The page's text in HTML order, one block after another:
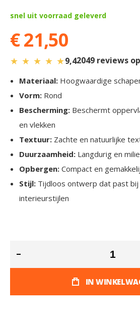
snel uit voorraad geleverd
€ 21,50
★ ★ ★ ★ ★9,42049 reviews
Materiaal: Hoogwaardige
Vorm: Rond
Bescherming: Beschermt
en vlekken
Textuur: Zachte en natuurlijke
Duurzaamheid: Langdurig en
Opbergen: Compact en
Stijl: Tijdloos ontwerp dat past bij
interieurstijlen
IN